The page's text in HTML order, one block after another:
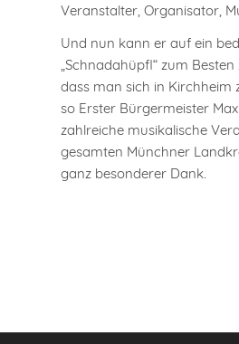
Veranstalter, Organisator,
Und nun kann er auf ein
„Schnadahüpfl“ zum
dass man sich in Kirchheim
so Erster Bürgermeister
zahlreiche musikalische
gesamten Münchner
ganz besonderer Dank.